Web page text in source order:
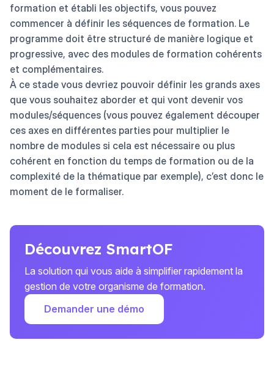
formation et établi les objectifs, vous pouvez
commencer à définir les séquences de formation. Le
programme doit être structuré de manière logique et
progressive, avec des modules de formation cohérents
et complémentaires.
À ce stade vous devriez pouvoir définir les grands axes
que vous souhaitez aborder et qui vont devenir vos
modules/séquences (vous pouvez également découper
ces axes en différentes parties pour multiplier le
nombre de modules si cela est nécessaire ou plus
cohérent en fonction du temps de formation ou de la
complexité de la thématique par exemple), c’est donc le
moment de le formaliser.
Découvrez SmartOF
La solution qui vous aide à simplifier rapidement la
gestion de votre organisme de formation.
Demander une démo